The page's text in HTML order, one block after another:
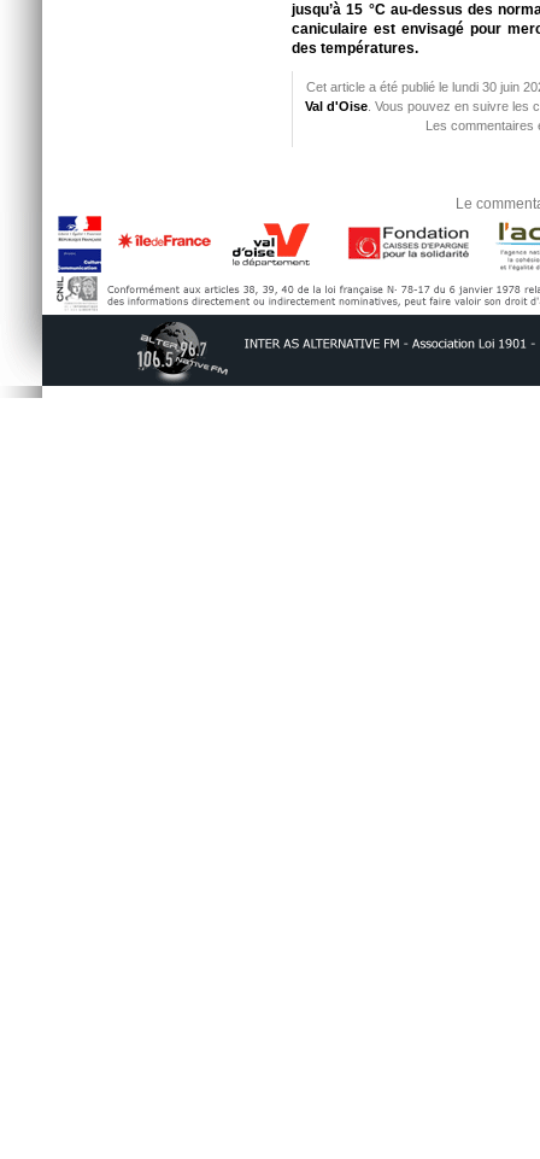
jusqu’à 15 °C au-dessus des
caniculaire est envisagé pour
des températures.
Cet article a été publié le lundi 30 juin
Val d'Oise . Vous pouvez en suivre les
Les commentaires
Le